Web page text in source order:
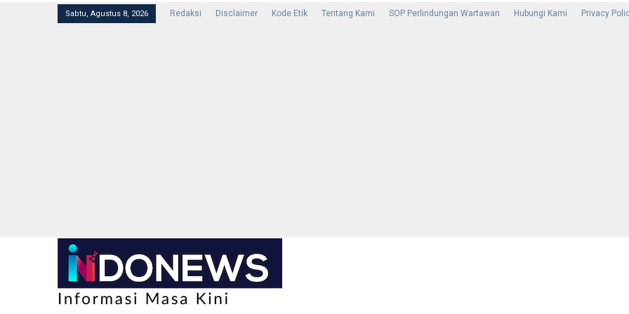
Sabtu, Agustus 8, 2026 Redaksi Disclaimer Kode Etik Tentang Kami SOP Perlindungan Wartawan Hubungi Kami Privacy